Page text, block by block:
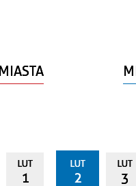
LUT
1
LUT
2
LUT
3